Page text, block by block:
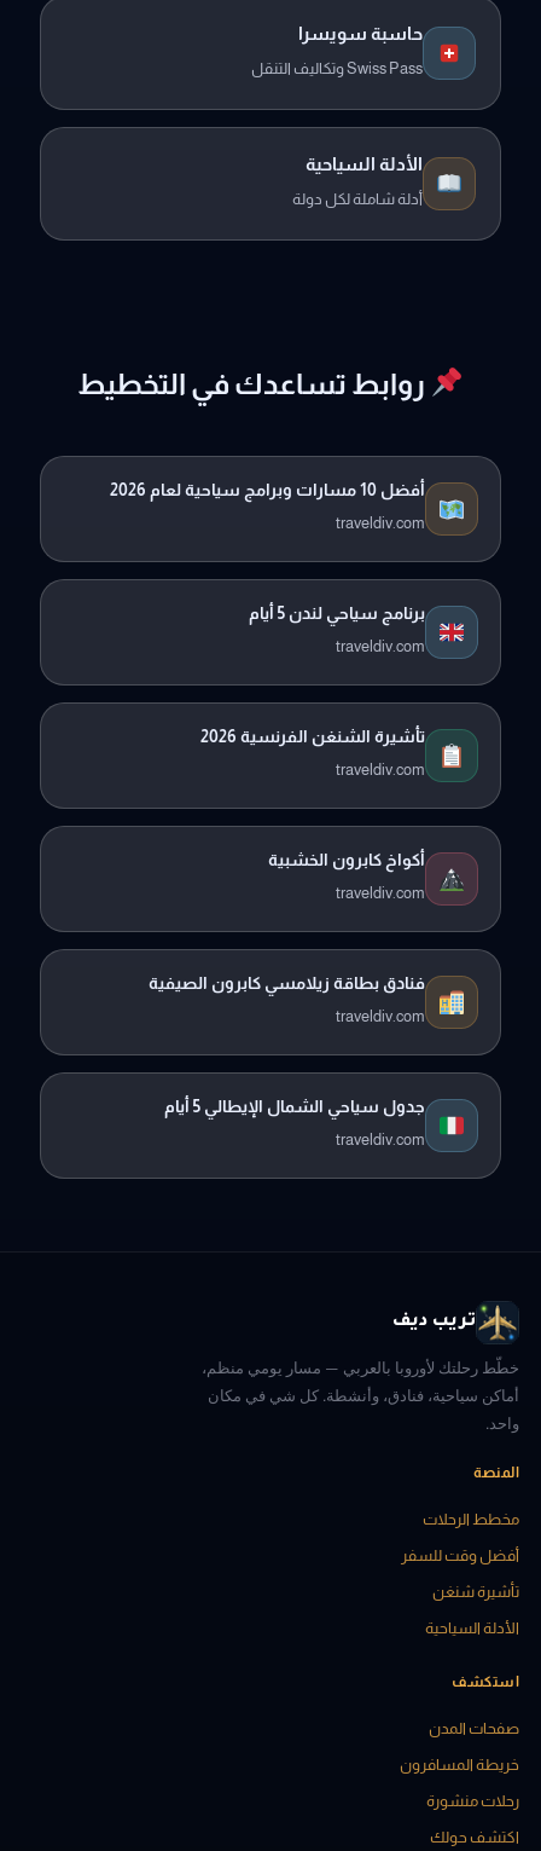
حاسبة سويسرا
Swiss Pass وتكاليف التنقل
الأدلة السياحية
أدلة شاملة لكل دولة
روابط تساعدك في التخطيط
أفضل 10 مسارات وبرامج سياحية لعام 2026
traveldiv.com
برنامج سياحي لندن 5 أيام
traveldiv.com
تأشيرة الشنغن الفرنسية 2026
traveldiv.com
أكواخ كابرون الخشبية
traveldiv.com
فنادق بطاقة زيلامسي كابرون الصيفية
traveldiv.com
جدول سياحي الشمال الإيطالي 5 أيام
traveldiv.com
تريب ديف
خطّط رحلتك لأوروبا بالعربي — مسار يومي منظم،
أماكن سياحية، فنادق، وأنشطة. كل شي في مكان
واحد.
المنصة
مخطط الرحلات
أفضل وقت للسفر
تأشيرة شنغن
الأدلة السياحية
استكشف
صفحات المدن
خريطة المسافرون
رحلات منشورة
اكتشف حولك